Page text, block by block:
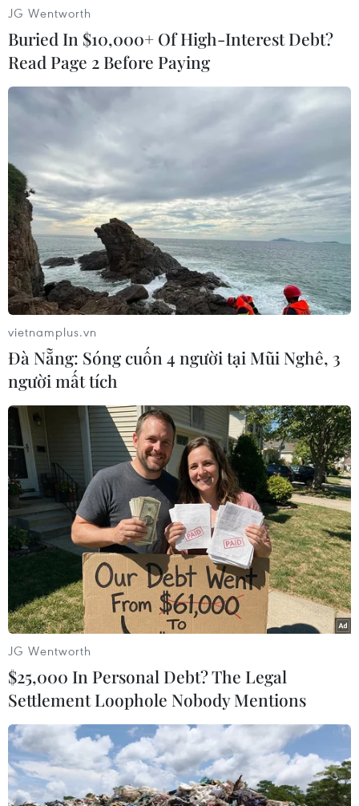
Chương trình nghệ thuật Âm vọng sông Hương với hiệu ứng
âm thanh, ánh sáng hấp dẫn du khách. (Ảnh: Hoàng
Hùng/TTXVN)
Chương trình nghệ thuật Âm vọng sông Hương với hiệu ứng
âm thanh, ánh sáng hấp dẫn du khách. (Ảnh: Hoàng Hùng/
TTXVN)
JG Wentworth
Buried In $10,000+ Of High-Interest Debt?
Read Page 2 Before Paying
vietnamplus.vn
Đà Nẵng: Sóng cuốn 4 người tại Mũi Nghê, 3
người mất tích
JG Wentworth
$25,000 In Personal Debt? The Legal
Settlement Loophole Nobody Mentions